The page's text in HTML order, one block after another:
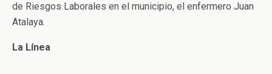
de Riesgos Laborales en el municipio, el enfermero Juan
Atalaya.
La Línea